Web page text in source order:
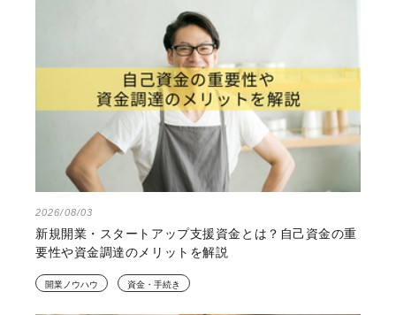
2026/08/03
新規開業・スタートアップ支援資金とは？自己資金の重
要性や資金調達のメリットを解説
開業ノウハウ 資金・手続き